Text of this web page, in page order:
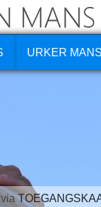
URKER
via